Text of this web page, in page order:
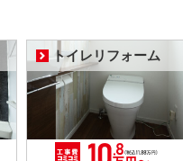
トイレリフォーム